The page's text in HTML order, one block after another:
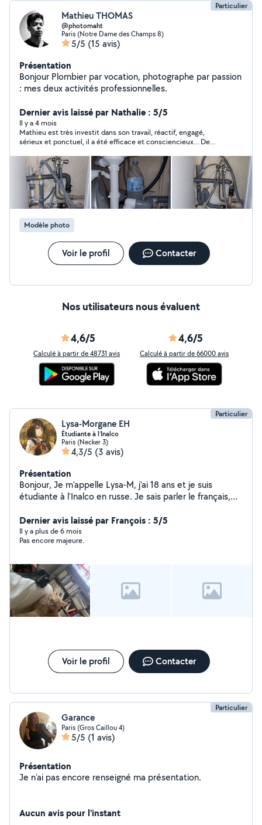
Particulier
Mathieu THOMAS
@photomaht
Paris (Notre Dame des Champs 8)
5/5 (15 avis)
Présentation
Bonjour Plombier par vocation, photographe par passion
: mes deux activités professionnelles.
Dernier avis laissé par Nathalie : 5/5
Il y a 4 mois
Mathieu est très investit dans son travail, réactif, engagé,
sérieux et ponctuel, il a été efficace et consciencieux... De
Modèle photo
Voir le profil Contacter
Nos utilisateurs nous évaluent
4,6/5
Calculé à partir de 48731 avis
4,6/5
Calculé à partir de 66000 avis
Particulier
Lysa-Morgane EH
Étudiante à l’Inalco
Paris (Necker 3)
4,3/5 (3 avis)
Présentation
Bonjour, Je m'appelle Lysa-M, j'ai 18 ans et je suis
étudiante à l'Inalco en russe. Je sais parler le français,
motivée, dynamique, souriante et j'apprends vite. Merci
d'avoir lu !
Dernier avis laissé par François : 5/5
Il y a plus de 6 mois
Pas encore majeure.
Voir le profil Contacter
Particulier
Garance
Paris (Gros Caillou 4)
5/5 (1 avis)
Présentation
Je n'ai pas encore renseigné ma présentation.
Aucun avis pour l'instant